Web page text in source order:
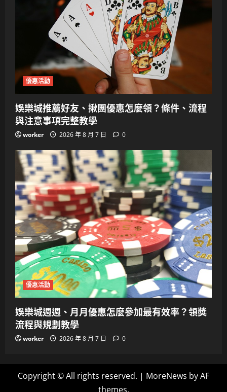
優惠活動
娛樂城推薦好友、揪團優惠怎麼領？條件、流程
與注意事項完整教學
worker 2026 年 8 月 7 日 0
優惠活動
娛樂城週週、月月優惠怎麼參加最有效率？領獎
流程與規劃教學
worker 2026 年 8 月 7 日 0
Copyright © All rights reserved. | MoreNews by AF
themes.